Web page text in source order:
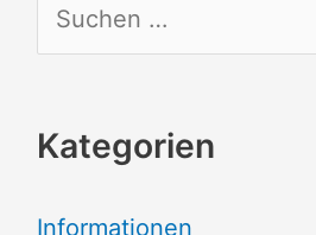
u
h
Kategorien
Informationen